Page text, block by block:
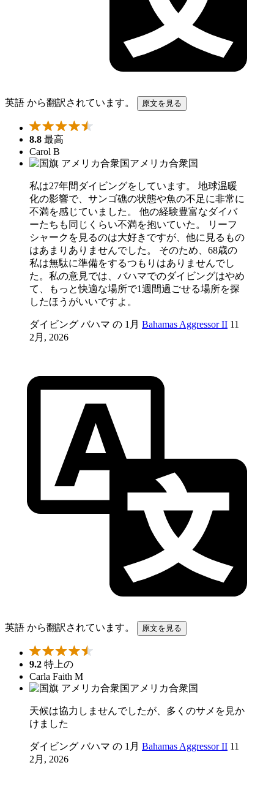
英語 から翻訳されています。 原文を見る
8.8 最高
Carol B
アメリカ合衆国
私は27年間ダイビングをしています。 地球温暖
化の影響で、サンゴ礁の状態や魚の不足に非常に
不満を感じていました。 他の経験豊富なダイバ
ーたちも同じくらい不満を抱いていた。 リーフ
シャークを見るのは大好きですが、他に見るもの
はあまりありませんでした。 そのため、68歳の
私は無駄に準備をするつもりはありませんでし
た。私の意見では、バハマでのダイビングはやめ
て、もっと快適な場所で1週間過ごせる場所を探
したほうがいいですよ。
ダイビング バハマ の 1月 Bahamas Aggressor II 11
2月, 2026
英語 から翻訳されています。 原文を見る
9.2 特上の
Carla Faith M
アメリカ合衆国
天候は協力しませんでしたが、多くのサメを見か
けました
ダイビング バハマ の 1月 Bahamas Aggressor II 11
2月, 2026